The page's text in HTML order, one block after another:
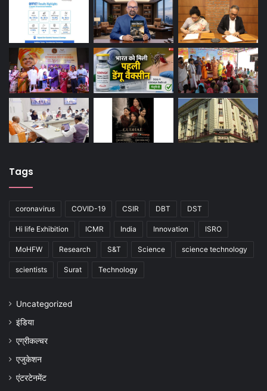
Tags
coronavirus COVID-19 CSIR DBT DST
Hi life Exhibition ICMR India Innovation ISRO
MoHFW Research S&T Science science technology
scientists Surat Technology
Uncategorized
इंडिया
एग्रीकल्चर
एजुकेशन
एंटरटेनमेंट